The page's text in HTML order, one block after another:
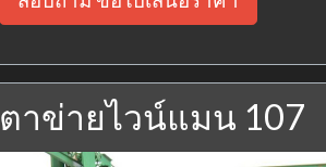
ตาข่ายไวน์แมน 107